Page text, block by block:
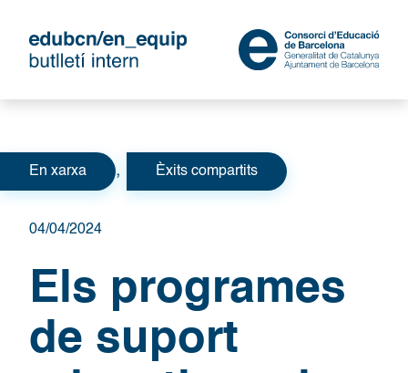
Categories
En xarxa , Èxits compartits
04/04/2024
Els programes
de suport